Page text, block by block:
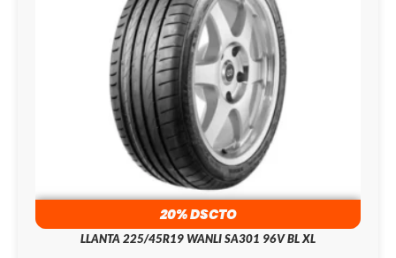
20% DSCTO
LLANTA 225/45R19 WANLI SA301 96V BL XL